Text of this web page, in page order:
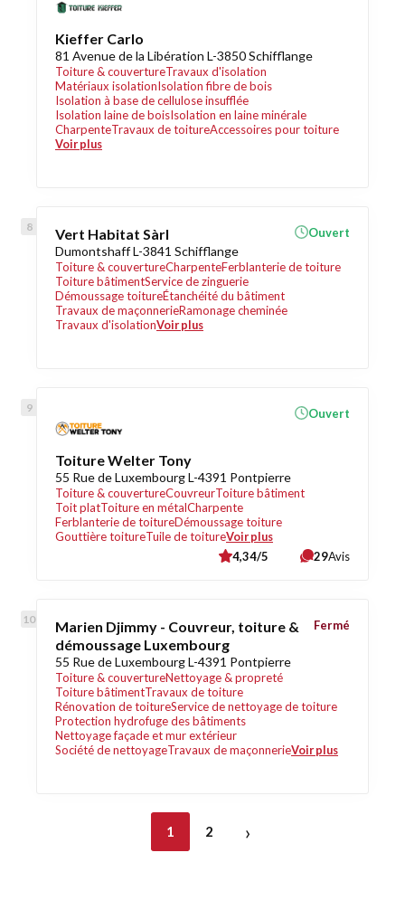
Kieffer Carlo
81 Avenue de la Libération L-3850 Schifflange
Toiture & couvertureTravaux d'isolation
Matériaux isolationIsolation fibre de bois
Isolation à base de cellulose insufflée
Isolation laine de boisIsolation en laine minérale
CharpenteTravaux de toitureAccessoires pour toiture
Voir plus
Vert Habitat Sàrl
Dumontshaff L-3841 Schifflange
Toiture & couvertureCharpenteFerblanterie de toiture
Toiture bâtimentService de zinguerie
Démoussage toitureÉtanchéité du bâtiment
Travaux de maçonnerieRamonage cheminée
Travaux d'isolationVoir plus
Ouvert
Toiture Welter Tony
55 Rue de Luxembourg L-4391 Pontpierre
Toiture & couvertureCouvreurToiture bâtiment
Toit platToiture en métalCharpente
Ferblanterie de toitureDémoussage toiture
Gouttière toitureTuile de toitureVoir plus
Ouvert
4,34/5 29Avis
Marien Djimmy - Couvreur, toiture &
démoussage Luxembourg
55 Rue de Luxembourg L-4391 Pontpierre
Toiture & couvertureNettoyage & propreté
Toiture bâtimentTravaux de toiture
Rénovation de toitureService de nettoyage de toiture
Protection hydrofuge des bâtiments
Nettoyage façade et mur extérieur
Société de nettoyageTravaux de maçonnerieVoir plus
Fermé
1 2 ›